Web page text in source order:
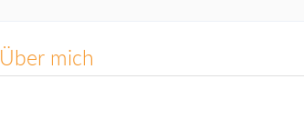
Über mich